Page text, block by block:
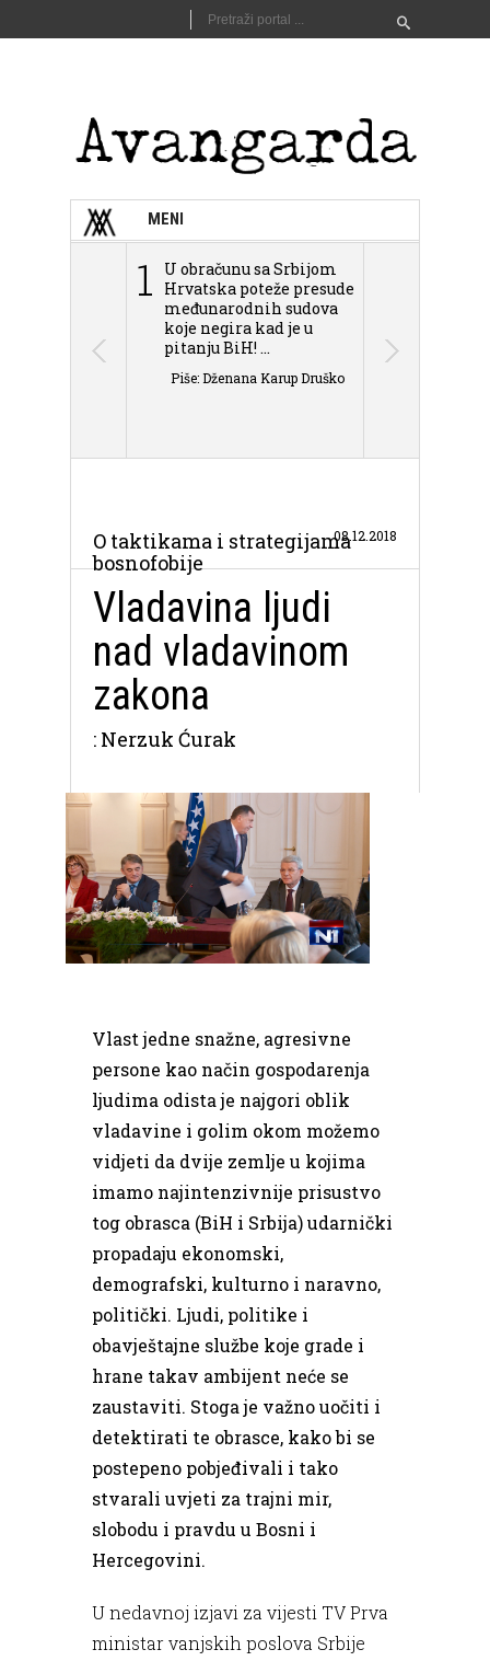
MENI
1
U obračunu sa Srbijom
Hrvatska poteže presude
međunarodnih sudova
koje negira kad je u
pitanju BiH! ...
Piše: Dženana Karup Druško
O taktikama i strategijama
bosnofobije
08.12.2018
Vladavina ljudi
nad vladavinom
zakona
: Nerzuk Ćurak
Vlast jedne snažne, agresivne
persone kao način gospodarenja
ljudima odista je najgori oblik
vladavine i golim okom možemo
vidjeti da dvije zemlje u kojima
imamo najintenzivnije prisustvo
tog obrasca (BiH i Srbija) udarnički
propadaju ekonomski,
demografski, kulturno i naravno,
politički. Ljudi, politike i
obavještajne službe koje grade i
hrane takav ambijent neće se
zaustaviti. Stoga je važno uočiti i
detektirati te obrasce, kako bi se
postepeno pobjeđivali i tako
stvarali uvjeti za trajni mir,
slobodu i pravdu u Bosni i
Hercegovini.
U nedavnoj izjavi za vijesti TV Prva
ministar vanjskih poslova Srbije